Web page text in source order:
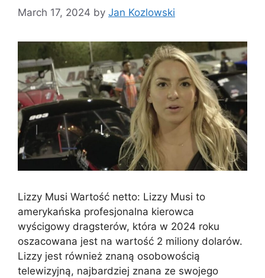
March 17, 2024 by Jan Kozlowski
Lizzy Musi Wartość netto: Lizzy Musi to
amerykańska profesjonalna kierowca
wyścigowy dragsterów, która w 2024 roku
oszacowana jest na wartość 2 miliony dolarów.
Lizzy jest również znaną osobowością
telewizyjną, najbardziej znana ze swojego